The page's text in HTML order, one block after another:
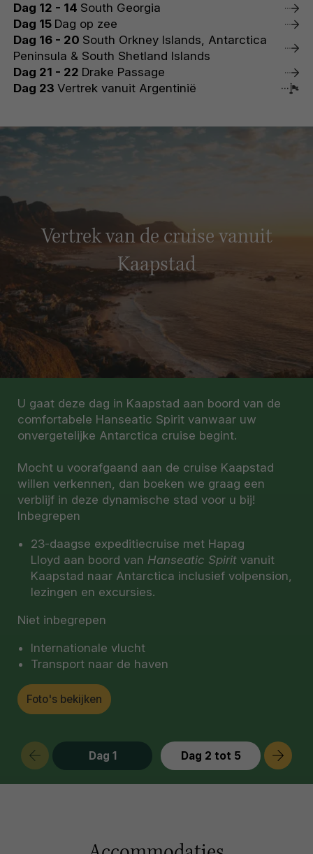
Dag 12 - 14 South Georgia
Dag 15 Dag op zee
Dag 16 - 20 South Orkney Islands, Antarctica
Peninsula & South Shetland Islands
Dag 21 - 22 Drake Passage
Dag 23 Vertrek vanuit Argentinië
Dag 1 Dag 2 tot 5
Vertrek van de cruise vanuit
Kaapstad
U gaat deze dag in Kaapstad aan boord van de
comfortabele Hanseatic Spirit vanwaar uw
onvergetelijke Antarctica cruise begint.
Mocht u voorafgaand aan de cruise Kaapstad
willen verkennen, dan boeken we graag een
verblijf in deze dynamische stad voor u bij!
Inbegrepen
23-daagse expeditiecruise met Hapag
Lloyd aan boord van Hanseatic Spirit vanuit
Kaapstad naar Antarctica inclusief volpension,
lezingen en excursies.
Niet inbegrepen
Internationale vlucht
Transport naar de haven
Foto's bekijken